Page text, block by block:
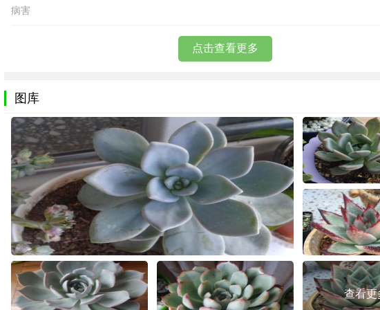
病害
点击查看更多
图库
查看更